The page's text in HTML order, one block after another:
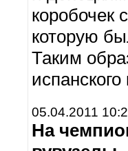
коробочек
которую
Таким
испанского
05.04.2011
На